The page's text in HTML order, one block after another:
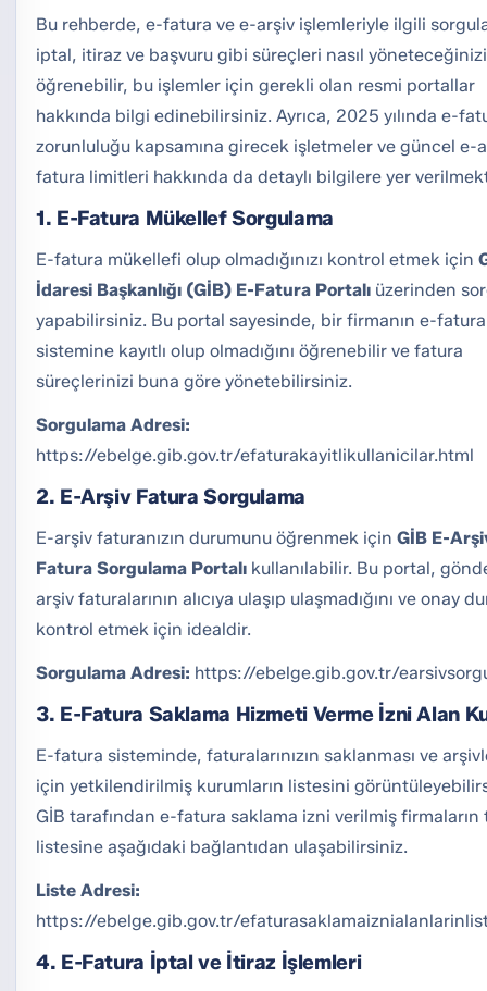
Bu rehberde, e-fatura ve e-arşiv işlemleriyle ilgili
iptal, itiraz ve başvuru gibi süreçleri nasıl yöneteceğinizi
öğrenebilir, bu işlemler için gerekli olan resmi portallar
hakkında bilgi edinebilirsiniz. Ayrıca, 2025 yılında e-
zorunluluğu kapsamına girecek işletmeler ve güncel e-
fatura limitleri hakkında da detaylı bilgilere yer
1. E-Fatura Mükellef Sorgulama
E-fatura mükellefi olup olmadığınızı kontrol etmek için
İdaresi Başkanlığı (GİB) E-Fatura Portalı üzerinden
yapabilirsiniz. Bu portal sayesinde, bir firmanın e-fatura
sistemine kayıtlı olup olmadığını öğrenebilir ve fatura
süreçlerinizi buna göre yönetebilirsiniz.
Sorgulama Adresi:
https://ebelge.gib.gov.tr/efaturakayitlikullanicilar.html
2. E-Arşiv Fatura Sorgulama
E-arşiv faturanızın durumunu öğrenmek için GİB E-
Fatura Sorgulama Portalı kullanılabilir. Bu portal,
arşiv faturalarının alıcıya ulaşıp ulaşmadığını ve onay
kontrol etmek için idealdir.
Sorgulama Adresi: https://ebelge.gib.gov.tr/
3. E-Fatura Saklama Hizmeti Verme İzni Alan
E-fatura sisteminde, faturalarınızın saklanması ve
için yetkilendirilmiş kurumların listesini
GİB tarafından e-fatura saklama izni verilmiş firmaların
listesine aşağıdaki bağlantıdan ulaşabilirsiniz.
Liste Adresi:
https://ebelge.gib.gov.tr/
4. E-Fatura İptal ve İtiraz İşlemleri